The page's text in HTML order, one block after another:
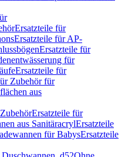
Ersatzteile für
Ersatzteile für AP-
Ersatzteile für
für
Ersatzteile für
Zubehör für
aus
ZubehörErsatzteile für
aus SanitäracrylErsatzteile
für BabysErsatzteile